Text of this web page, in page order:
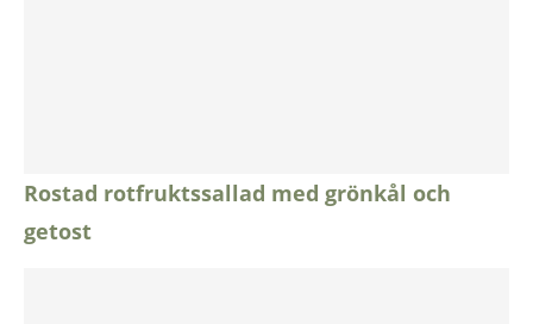
Rostad rotfruktssallad med grönkål och
getost